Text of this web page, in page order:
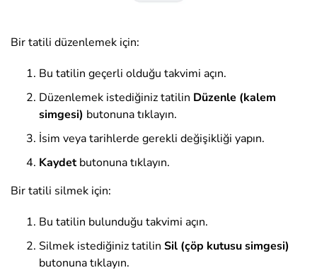
Bir tatili düzenlemek için:
Bu tatilin geçerli olduğu takvimi açın.
Düzenlemek istediğiniz tatilin Düzenle (kalem
simgesi) butonuna tıklayın.
İsim veya tarihlerde gerekli değişikliği yapın.
Kaydetbutonuna tıklayın.
Bir tatili silmek için:
Bu tatilin bulunduğu takvimi açın.
Silmek istediğiniz tatilin Sil (çöp kutusu simgesi)
butonuna tıklayın.